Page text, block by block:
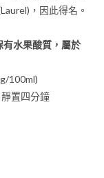
，因此得名。
有水果酸質，屬於
100ml)
置四分鐘